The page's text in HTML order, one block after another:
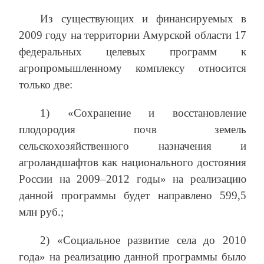
Из существующих и финансируемых в
2009 году на территории Амурской области 17
федеральных целевых программ к
агропромышленному комплексу относится
только две:
1) «Сохранение и восстановление
плодородия почв земель
сельскохозяйственного назначения и
агроландшафтов как национального достояния
России на 2009–2012 годы» на реализацию
данной программы будет направлено 599,5
млн руб.;
2) «Социальное развитие села до 2010
года» на реализацию данной программы было